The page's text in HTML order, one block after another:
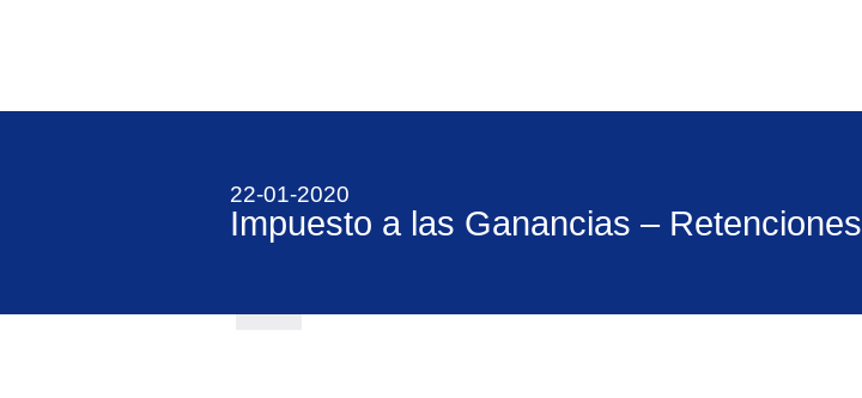
22-01-2020
Impuesto a las Ganancias – Retenciones